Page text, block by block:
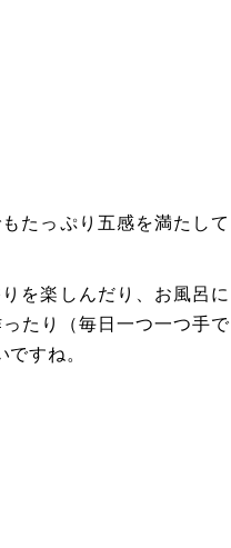
たっぷり五感を満たして
を楽しんだり、お風呂に
たり（毎日一つ一つ手で
すね。